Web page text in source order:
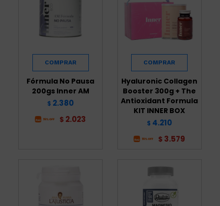
Fórmula No Pausa
200gs Inner AM
$ 2.380
$ 2.023
Hyaluronic Collagen
Booster 300g + The
Antioxidant Formula
KIT INNER BOX
$ 4.210
$ 3.579